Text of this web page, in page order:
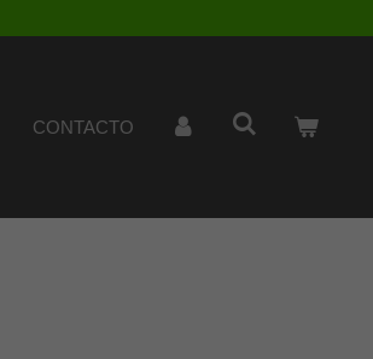
CONTACTO